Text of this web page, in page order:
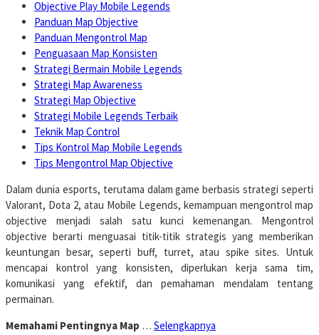
Objective Play Mobile Legends
Panduan Map Objective
Panduan Mengontrol Map
Penguasaan Map Konsisten
Strategi Bermain Mobile Legends
Strategi Map Awareness
Strategi Map Objective
Strategi Mobile Legends Terbaik
Teknik Map Control
Tips Kontrol Map Mobile Legends
Tips Mengontrol Map Objective
Dalam dunia esports, terutama dalam game berbasis strategi seperti
Valorant, Dota 2, atau Mobile Legends, kemampuan mengontrol map
objective menjadi salah satu kunci kemenangan. Mengontrol
objective berarti menguasai titik-titik strategis yang memberikan
keuntungan besar, seperti buff, turret, atau spike sites. Untuk
mencapai kontrol yang konsisten, diperlukan kerja sama tim,
komunikasi yang efektif, dan pemahaman mendalam tentang
permainan.
Memahami Pentingnya Map … Selengkapnya